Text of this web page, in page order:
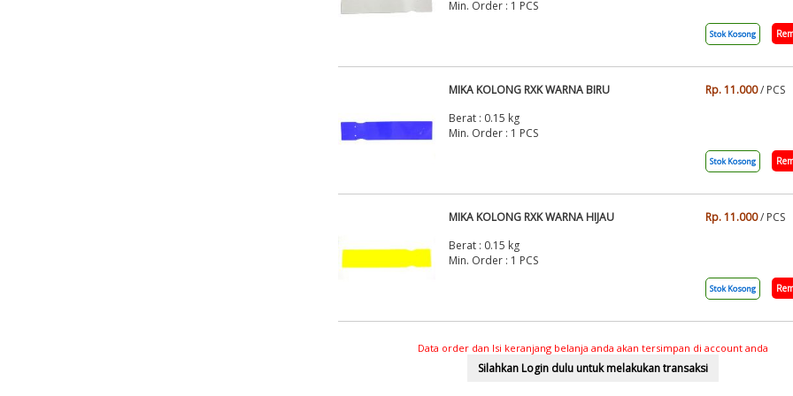
Min. Order : 1 PCS
Stok Kosong
MIKA KOLONG RXK WARNA BIRU
Berat : 0.15 kg
Min. Order : 1 PCS
Rp. 11.000/ PCS
Stok Kosong
MIKA KOLONG RXK WARNA HIJAU
Berat : 0.15 kg
Min. Order : 1 PCS
Rp. 11.000/ PCS
Stok Kosong
Data order dan Isi keranjang belanja anda akan tersimpan di account anda